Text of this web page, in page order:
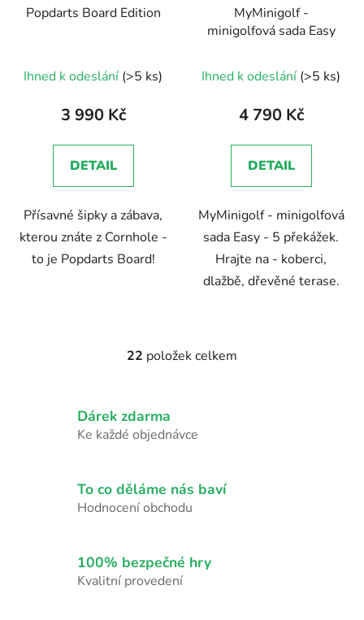
Popdarts Board Edition
Ihned k odeslání (>5 ks)
3 990 Kč
DETAIL
Přísavné šipky a zábava,
kterou znáte z Cornhole -
to je Popdarts Board!
MyMinigolf -
minigolfová sada Easy
hodnocení
produktu
4,5
z
hvězdiček.
Ihned k odeslání (>5 ks)
4 790 Kč
DETAIL
MyMinigolf - minigolfová
sada Easy - 5 překážek.
Hrajte na - koberci,
dlažbě, dřevěné terase.
O
d
í
p
k
y
22 položek celkem
Dárek zdarma
Ke každé objednávce
To co děláme nás baví
Hodnocení obchodu
100% bezpečné hry
Kvalitní provedení